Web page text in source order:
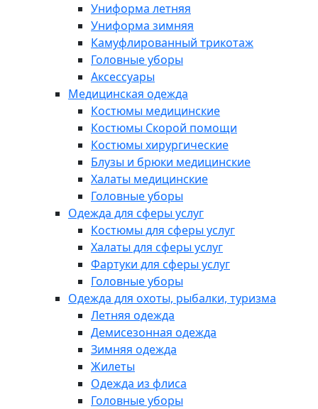
Униформа летняя
Униформа зимняя
Камуфлированный трикотаж
Головные уборы
Аксессуары
Медицинская одежда
Костюмы медицинские
Костюмы Скорой помощи
Костюмы хирургические
Блузы и брюки медицинские
Халаты медицинские
Головные уборы
Одежда для сферы услуг
Костюмы для сферы услуг
Халаты для сферы услуг
Фартуки для сферы услуг
Головные уборы
Одежда для охоты, рыбалки, туризма
Летняя одежда
Демисезонная одежда
Зимняя одежда
Жилеты
Одежда из флиса
Головные уборы